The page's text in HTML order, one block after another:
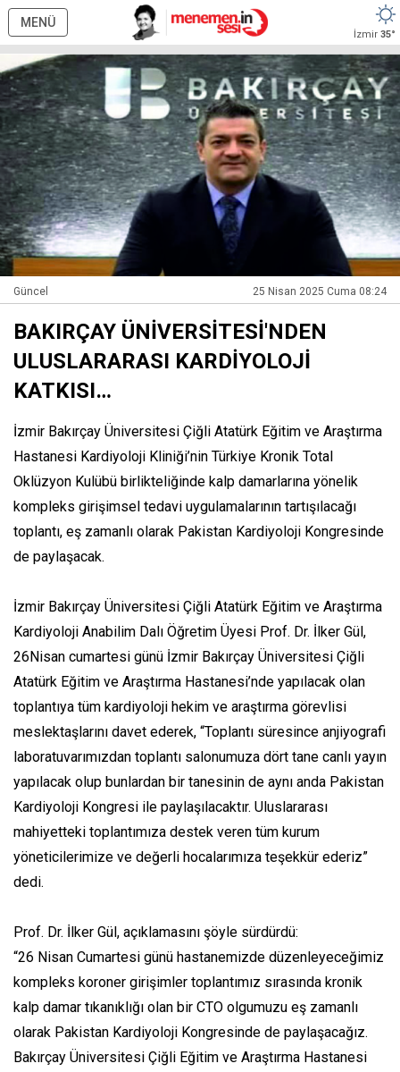
MENÜ
İzmir 35°
Güncel 25 Nisan 2025 Cuma 08:24
BAKIRÇAY ÜNİVERSİTESİ'NDEN
ULUSLARARASI KARDİYOLOJİ
KATKISI…
İzmir Bakırçay Üniversitesi Çiğli Atatürk Eğitim ve Araştırma
Hastanesi Kardiyoloji Kliniği’nin Türkiye Kronik Total
Oklüzyon Kulübü birlikteliğinde kalp damarlarına yönelik
kompleks girişimsel tedavi uygulamalarının tartışılacağı
toplantı, eş zamanlı olarak Pakistan Kardiyoloji Kongresinde
de paylaşacak.
İzmir Bakırçay Üniversitesi Çiğli Atatürk Eğitim ve Araştırma
Kardiyoloji Anabilim Dalı Öğretim Üyesi Prof. Dr. İlker Gül,
26Nisan cumartesi günü İzmir Bakırçay Üniversitesi Çiğli
Atatürk Eğitim ve Araştırma Hastanesi’nde yapılacak olan
toplantıya tüm kardiyoloji hekim ve araştırma görevlisi
meslektaşlarını davet ederek, “Toplantı süresince anjiyografi
laboratuvarımızdan toplantı salonumuza dört tane canlı yayın
yapılacak olup bunlardan bir tanesinin de aynı anda Pakistan
Kardiyoloji Kongresi ile paylaşılacaktır. Uluslararası
mahiyetteki toplantımıza destek veren tüm kurum
yöneticilerimize ve değerli hocalarımıza teşekkür ederiz”
dedi.
Prof. Dr. İlker Gül, açıklamasını şöyle sürdürdü:
“26 Nisan Cumartesi günü hastanemizde düzenleyeceğimiz
kompleks koroner girişimler toplantımız sırasında kronik
kalp damar tıkanıklığı olan bir CTO olgumuzu eş zamanlı
olarak Pakistan Kardiyoloji Kongresinde de paylaşacağız.
Bakırçay Üniversitesi Çiğli Eğitim ve Araştırma Hastanesi